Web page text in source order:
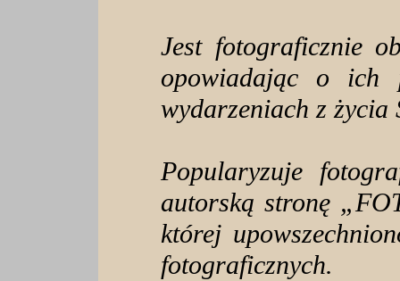
Jest fotograficznie
opowiadając o ich
wydarzeniach z życia
Popularyzuje
autorską stronę
której
fotograficznych.